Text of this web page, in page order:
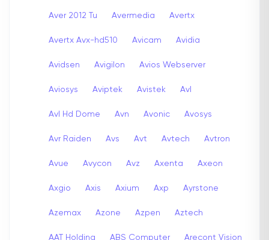
Aver 2012 Tu Avermedia Avertx
Avertx Avx-hd510 Avicam Avidia
Avidsen Avigilon Avios Webserver
Aviosys Aviptek Avistek Avl
Avl Hd Dome Avn Avonic Avosys
Avr Raiden Avs Avt Avtech Avtron
Avue Avycon Avz Axenta Axeon
Axgio Axis Axium Axp Ayrstone
Azemax Azone Azpen Aztech
AAT Holding ABS Computer Arecont Vision